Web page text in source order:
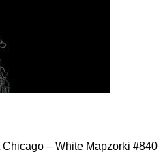
– White Mapzorki #840